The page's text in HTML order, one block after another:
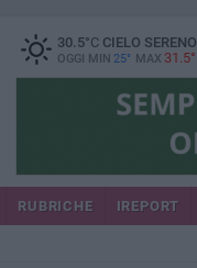
30.5°CCIELO SERENO
OGGI MIN 25° MAX 31.5°
RUBRICHE IREPORT